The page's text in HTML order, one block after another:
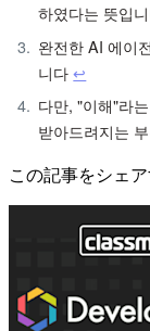
하였다는 뜻입
완전한 AI 에이
니다↩︎
다만, "이해"라
받아드려지는
この記事をシェ